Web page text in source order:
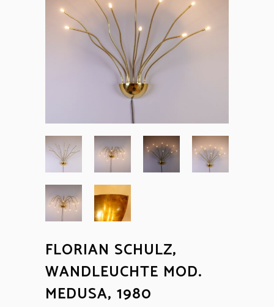
FLORIAN SCHULZ,
WANDLEUCHTE MOD.
MEDUSA, 1980